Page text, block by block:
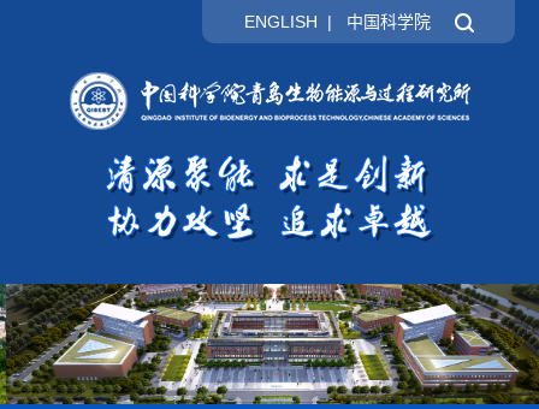
ENGLISH | 中国科学院